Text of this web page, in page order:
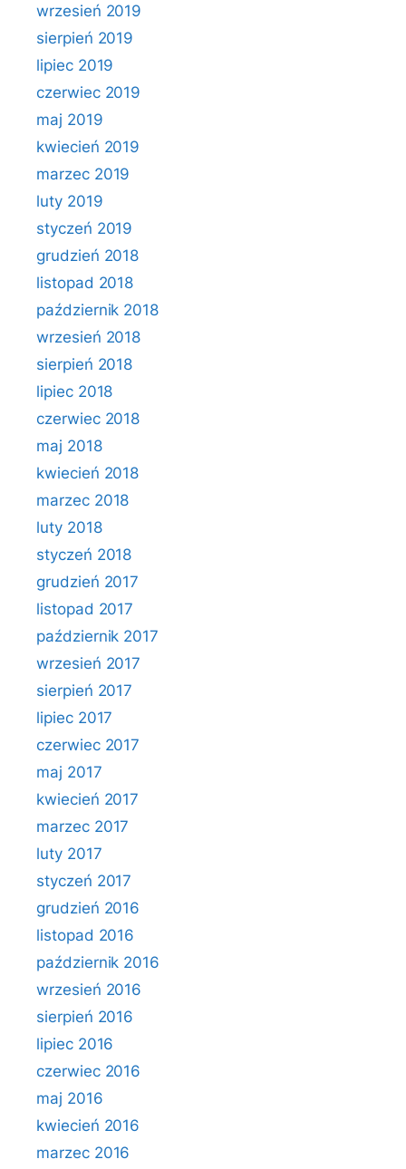
wrzesień 2019
sierpień 2019
lipiec 2019
czerwiec 2019
maj 2019
kwiecień 2019
marzec 2019
luty 2019
styczeń 2019
grudzień 2018
listopad 2018
październik 2018
wrzesień 2018
sierpień 2018
lipiec 2018
czerwiec 2018
maj 2018
kwiecień 2018
marzec 2018
luty 2018
styczeń 2018
grudzień 2017
listopad 2017
październik 2017
wrzesień 2017
sierpień 2017
lipiec 2017
czerwiec 2017
maj 2017
kwiecień 2017
marzec 2017
luty 2017
styczeń 2017
grudzień 2016
listopad 2016
październik 2016
wrzesień 2016
sierpień 2016
lipiec 2016
czerwiec 2016
maj 2016
kwiecień 2016
marzec 2016